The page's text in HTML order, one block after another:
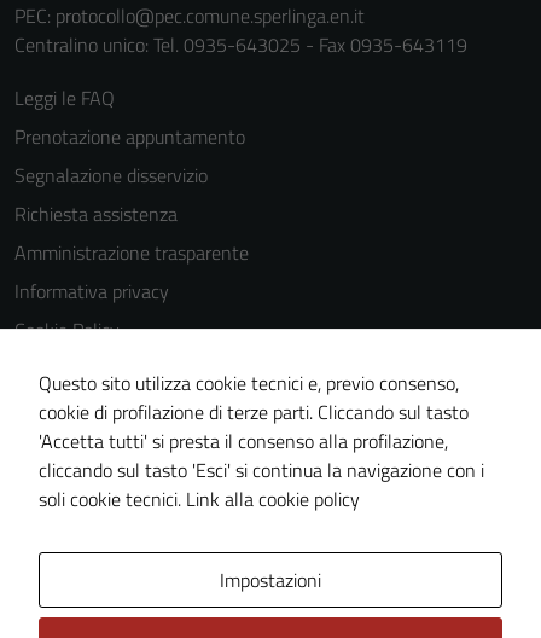
PEC: protocollo@pec.comune.sperlinga.en.it
Centralino unico: Tel. 0935-643025 - Fax 0935-643119
Leggi le FAQ
Prenotazione appuntamento
Segnalazione disservizio
Richiesta assistenza
Amministrazione trasparente
Informativa privacy
Cookie Policy
Note legali
Dichiarazione di accessibilità
Obiettivi di accessibilità
Piano di miglioramento del sito
Questo sito utilizza cookie tecnici e, previo consenso,
cookie di profilazione di terze parti. Cliccando sul tasto
'Accetta tutti' si presta il consenso alla profilazione,
cliccando sul tasto 'Esci' si continua la navigazione con i
soli cookie tecnici. Link alla cookie policy
Impostazioni
del sito e non
essere
disabilitati.
Questi cookie
non raccolgono
informazioni